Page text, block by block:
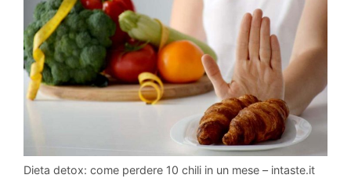
Dieta detox: come perdere 10 chili in un mese – intaste.it